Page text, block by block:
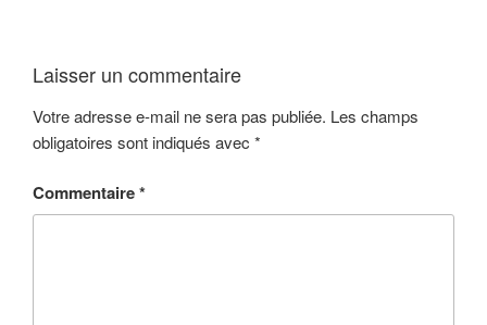
Laisser un commentaire
Votre adresse e-mail ne sera pas publiée. Les champs
obligatoires sont indiqués avec *
Commentaire*